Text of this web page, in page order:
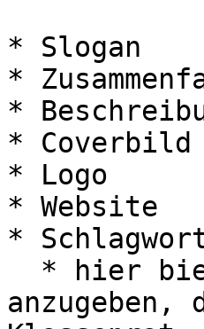
* Slogan
*
*
* Coverbild
* Logo
* Website
*